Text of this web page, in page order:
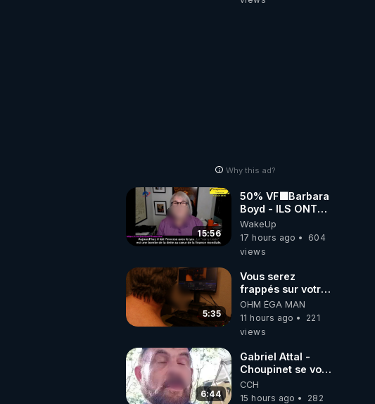
Why this ad?
15:56
50% VF🟩Barbara
Boyd - ILS ONT
MENTI SUR TOUT
-Jocelyne
Traduction
WakeUp
17 hours ago
604
views
5:35
Vous serez
frappés sur votre
sol européens par
la faute des
dirigeants qui
le nez
OHM ÉGA MAN
11 hours ago
221
views
6:44
Gabriel Attal -
Choupinet se voit
en haut de
l'affiche
CCH
15 hours ago
282